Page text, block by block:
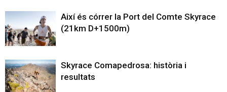
Així és córrer la Port del Comte Skyrace
(21km D+1500m)
Skyrace Comapedrosa: història i
resultats